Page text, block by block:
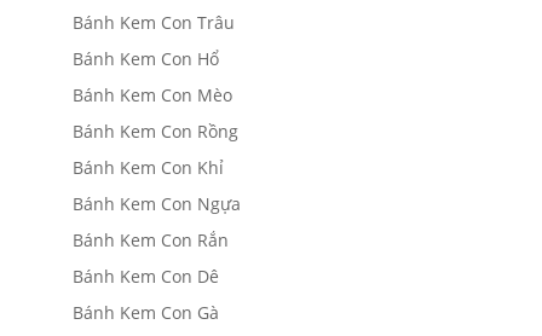
Bánh Kem Con Trâu
Bánh Kem Con Hổ
Bánh Kem Con Mèo
Bánh Kem Con Rồng
Bánh Kem Con Khỉ
Bánh Kem Con Ngựa
Bánh Kem Con Rắn
Bánh Kem Con Dê
Bánh Kem Con Gà